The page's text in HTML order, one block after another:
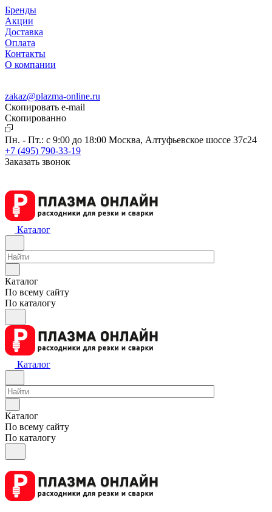
Бренды
Акции
Доставка
Оплата
Контакты
О компании
zakaz@plazma-online.ru
Скопировать e-mail
Cкопированно
Пн. - Пт.: с 9:00 до 18:00 Москва, Алтуфьевское шоссе 37с24
+7 (495) 790-33-19
Заказать звонок
Каталог
Каталог
По всему сайту
По каталогу
Каталог
Каталог
По всему сайту
По каталогу